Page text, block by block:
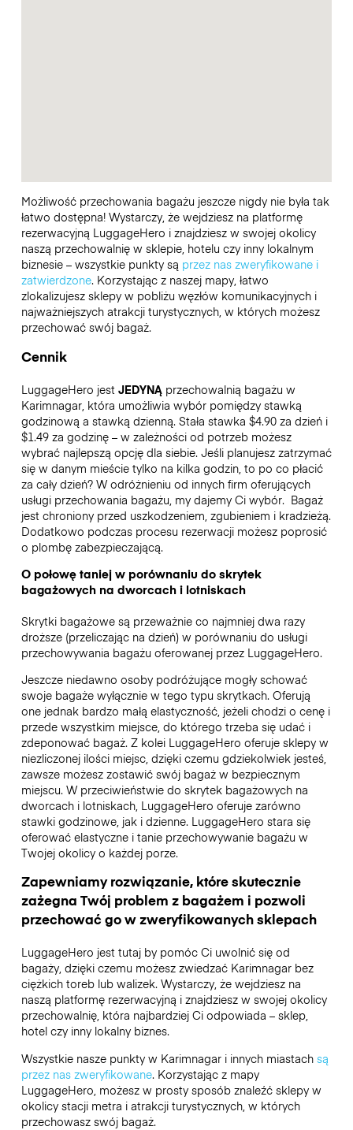
Możliwość przechowania bagażu jeszcze nigdy nie była tak
łatwo dostępna! Wystarczy, że wejdziesz na platformę
rezerwacyjną LuggageHero i znajdziesz w swojej okolicy
naszą przechowalnię w sklepie, hotelu czy inny lokalnym
biznesie – wszystkie punkty są przez nas zweryfikowane i
zatwierdzone. Korzystając z naszej mapy, łatwo
zlokalizujesz sklepy w pobliżu węzłów komunikacyjnych i
najważniejszych atrakcji turystycznych, w których możesz
przechować swój bagaż.
Cennik
LuggageHero jest JEDYNĄprzechowalnią bagażu w
Karimnagar, która umożliwia wybór pomiędzy stawką
godzinową a stawką dzienną. Stała stawka $4.90 za dzień i
$1.49 za godzinę – w zależności od potrzeb możesz
wybrać najlepszą opcję dla siebie. Jeśli planujesz zatrzymać
się w danym mieście tylko na kilka godzin, to po co płacić
za cały dzień? W odróżnieniu od innych firm oferujących
usługi przechowania bagażu, my dajemy Ci wybór. Bagaż
jest chroniony przed uszkodzeniem, zgubieniem i kradzieżą.
Dodatkowo podczas procesu rezerwacji możesz poprosić
o plombę zabezpieczającą.
O połowę taniej w porównaniu do skrytek
bagażowych na dworcach i lotniskach
Skrytki bagażowe są przeważnie co najmniej dwa razy
droższe (przeliczając na dzień) w porównaniu do usługi
przechowywania bagażu oferowanej przez LuggageHero.
Jeszcze niedawno osoby podróżujące mogły schować
swoje bagaże wyłącznie w tego typu skrytkach. Oferują
one jednak bardzo małą elastyczność, jeżeli chodzi o cenę i
przede wszystkim miejsce, do którego trzeba się udać i
zdeponować bagaż. Z kolei LuggageHero oferuje sklepy w
niezliczonej ilości miejsc, dzięki czemu gdziekolwiek jesteś,
zawsze możesz zostawić swój bagaż w bezpiecznym
miejscu. W przeciwieństwie do skrytek bagażowych na
dworcach i lotniskach, LuggageHero oferuje zarówno
stawki godzinowe, jak i dzienne. LuggageHero stara się
oferować elastyczne i tanie przechowywanie bagażu w
Twojej okolicy o każdej porze.
Zapewniamy rozwiązanie, które skutecznie
zażegna Twój problem z bagażem i pozwoli
przechować go w zweryfikowanych sklepach
LuggageHero jest tutaj by pomóc Ci uwolnić się od
bagaży, dzięki czemu możesz zwiedzać Karimnagar bez
ciężkich toreb lub walizek. Wystarczy, że wejdziesz na
naszą platformę rezerwacyjną i znajdziesz w swojej okolicy
przechowalnię, która najbardziej Ci odpowiada – sklep,
hotel czy inny lokalny biznes.
Wszystkie nasze punkty w Karimnagar i innych miastach są
przez nas zweryfikowane. Korzystając z mapy
LuggageHero, możesz w prosty sposób znaleźć sklepy w
okolicy stacji metra i atrakcji turystycznych, w których
przechowasz swój bagaż.